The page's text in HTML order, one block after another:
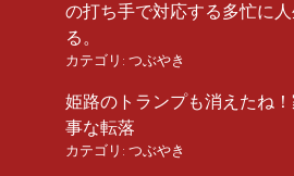
の打ち手で対応する多忙に
る。
カテゴリ: つぶやき
姫路のトランプも消えたね
事な転落
カテゴリ: つぶやき